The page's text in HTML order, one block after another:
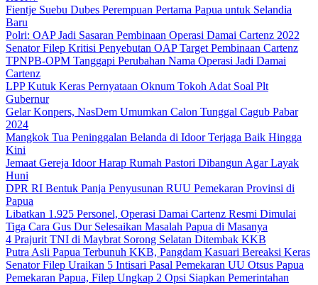
Fientje Suebu Dubes Perempuan Pertama Papua untuk Selandia
Baru
Polri: OAP Jadi Sasaran Pembinaan Operasi Damai Cartenz 2022
Senator Filep Kritisi Penyebutan OAP Target Pembinaan Cartenz
TPNPB-OPM Tanggapi Perubahan Nama Operasi Jadi Damai
Cartenz
LPP Kutuk Keras Pernyataan Oknum Tokoh Adat Soal Plt
Gubernur
Gelar Konpers, NasDem Umumkan Calon Tunggal Cagub Pabar
2024
Mangkok Tua Peninggalan Belanda di Idoor Terjaga Baik Hingga
Kini
Jemaat Gereja Idoor Harap Rumah Pastori Dibangun Agar Layak
Huni
DPR RI Bentuk Panja Penyusunan RUU Pemekaran Provinsi di
Papua
Libatkan 1.925 Personel, Operasi Damai Cartenz Resmi Dimulai
Tiga Cara Gus Dur Selesaikan Masalah Papua di Masanya
4 Prajurit TNI di Maybrat Sorong Selatan Ditembak KKB
Putra Asli Papua Terbunuh KKB, Pangdam Kasuari Bereaksi Keras
Senator Filep Uraikan 5 Intisari Pasal Pemekaran UU Otsus Papua
Pemekaran Papua, Filep Ungkap 2 Opsi Siapkan Pemerintahan